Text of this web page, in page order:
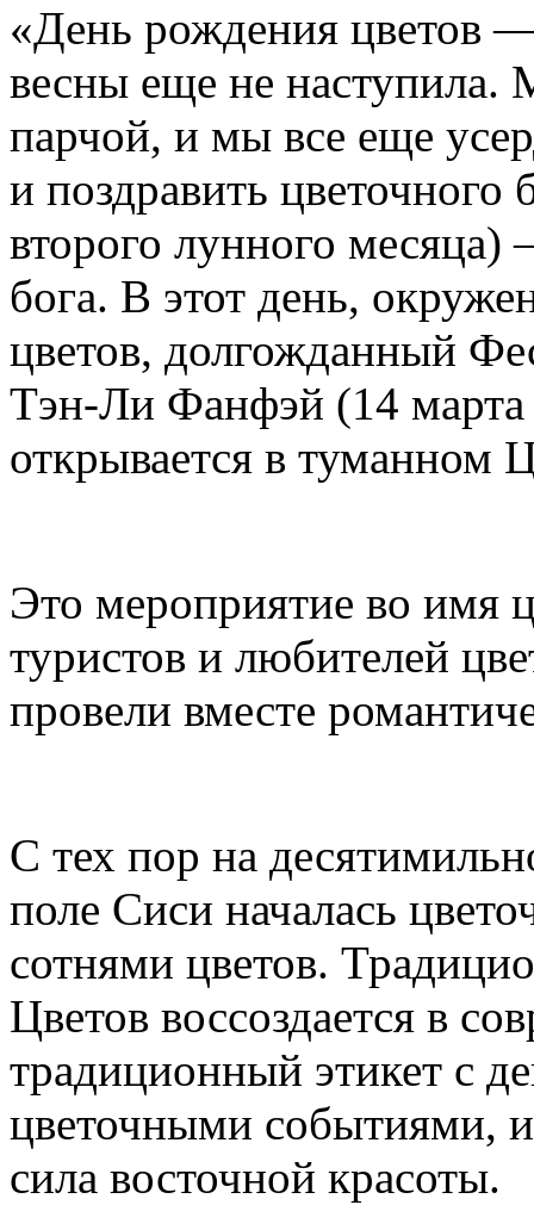
«День рождения цветов
весны еще не
парчой, и мы все еще
и поздравить цветочного
второго лунного
бога. В этот день,
цветов, долгожданный
Тэн-Ли Фанфэй (14
открывается в туманном
Это мероприятие во имя
туристов и любителей
провели вместе
С тех пор на
поле Сиси началась
сотнями цветов.
Цветов воссоздается в
традиционный этикет с
цветочными событиями,
сила восточной красоты.